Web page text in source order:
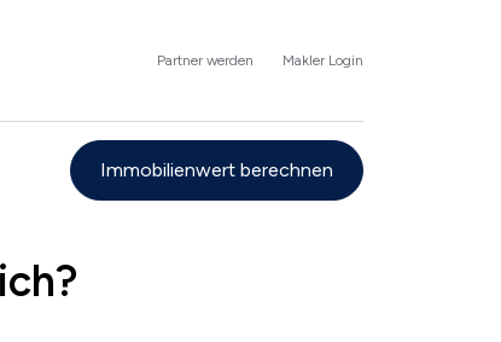
Partner werden Makler Login
Immobilienwert berechnen